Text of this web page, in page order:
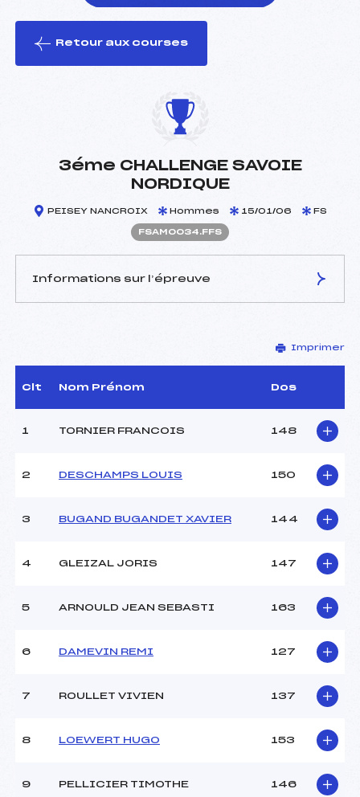
le ski
Retour aux courses
3éme CHALLENGE SAVOIE
NORDIQUE
PEISEY NANCROIX Hommes 15/01/06 FS
FSAM0034.FFS
Informations sur l’épreuve
COUTIN MAURICE (SA)
D.T Adjoint :
–
Dir. Epreuve :
CLEYRAT CYRIL (SA)
Piste de Replis
10 KM km
Point Bas :
-1
800
JE/SEN
Imprimer
Clt Nom Prénom Dos
1 TORNIER FRANCOIS 148
2 DESCHAMPS LOUIS 150
3 BUGAND BUGANDET XAVIER 144
4 GLEIZAL JORIS 147
5 ARNOULD JEAN SEBASTI 163
6 DAMEVIN REMI 127
7 ROULLET VIVIEN 137
8 LOEWERT HUGO 153
9 PELLICIER TIMOTHE 146